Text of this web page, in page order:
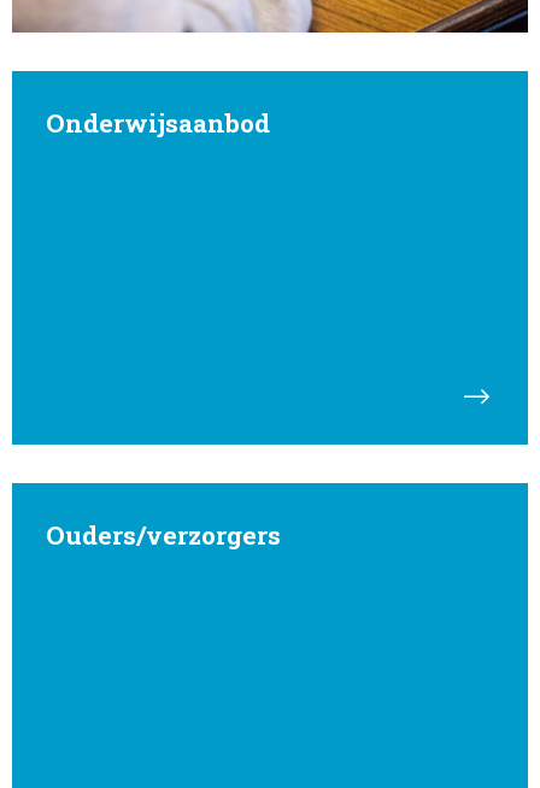
Onderwijsaanbod
more
Ouders/verzorgers
more